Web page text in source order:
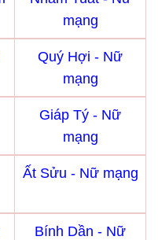
mạng
Quý Hợi - Nữ
mạng
Giáp Tý - Nữ
mạng
Ất Sửu - Nữ mạng
Bính Dần - Nữ